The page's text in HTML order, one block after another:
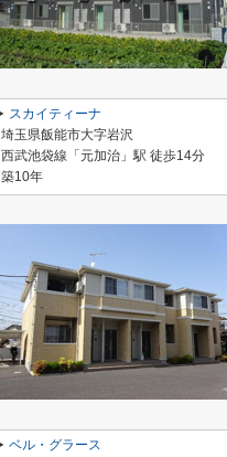
スカイティーナ
埼玉県飯能市大字岩沢
西武池袋線「元加治」駅 徒歩14分
築10年
ベル・グラース